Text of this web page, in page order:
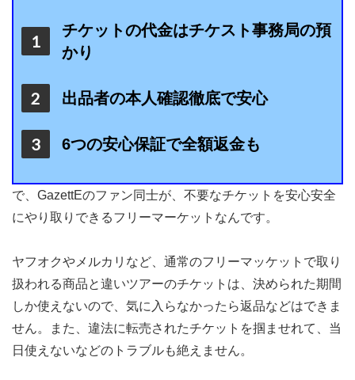
チケットの代金はチケスト事務局の預
かり
出品者の本人確認徹底で安心
6つの安心保証で全額返金も
で、GazettEのファン同士が、不要なチケットを安心安全
にやり取りできるフリーマーケットなんです。
ヤフオクやメルカリなど、通常のフリーマッケットで取り
扱われる商品と違いツアーのチケットは、決められた期間
しか使えないので、気に入らなかったら返品などはできま
せん。また、違法に転売されたチケットを掴ませれて、当
日使えないなどのトラブルも絶えません。